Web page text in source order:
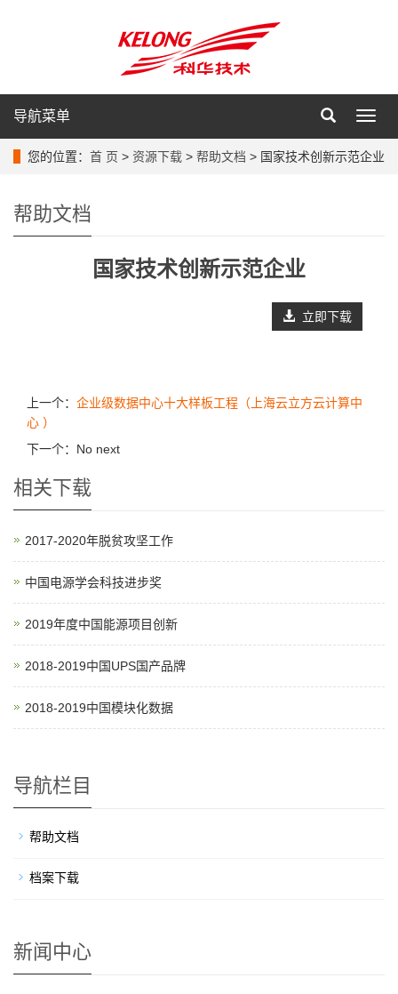
导
菜
导航菜单
您的位置： 首 页 > 资源下载 > 帮助文档 > 国家技术创新示范企业
帮助文档
国家技术创新示范企业
立即下载
上一个： 企业级数据中心十大样板工程（上海云立方云计算中
心 ）
下一个：No next
相关下载
2017-2020年脱贫攻坚工作
中国电源学会科技进步奖
2019年度中国能源项目创新
2018-2019中国UPS国产品牌
2018-2019中国模块化数据
导航栏目
帮助文档
档案下载
新闻中心